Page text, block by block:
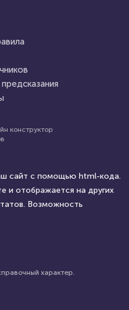
ли
- код
конструктор
сайт с помощью html-кода.
и отображается на других
Возможность
характер.